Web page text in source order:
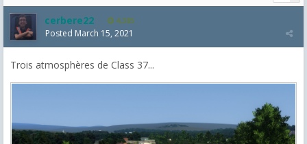
cerbere22 4,385
Posted March 15, 2021
Trois atmosphères de Class 37...